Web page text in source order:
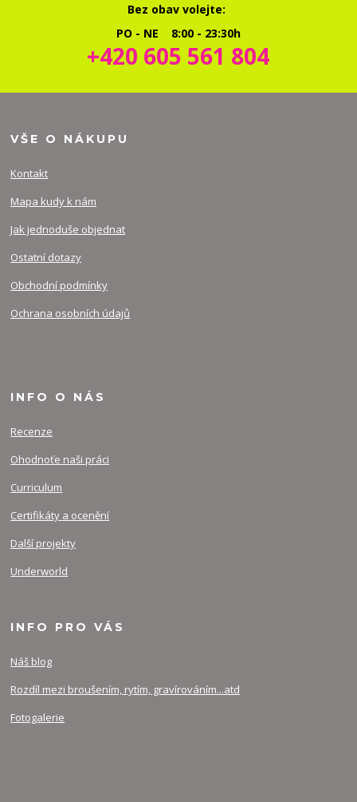
Bez obav volejte:
PO - NE 8:00 - 23:30h
+420 605 561 804
VŠE O NÁKUPU
Kontakt
Mapa kudy k nám
Jak jednoduše objednat
Ostatní dotazy
Obchodní podmínky
Ochrana osobních údajů
INFO O NÁS
Recenze
Ohodnoťe naši práci
Curriculum
Certifikáty a ocenění
Další projekty
Underworld
INFO PRO VÁS
Náš blog
Rozdíl mezi broušením, rytím, gravírováním...atd
Fotogalerie